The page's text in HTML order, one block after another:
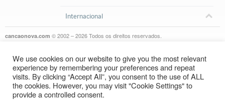
Internacional
cancaonova.com © 2002 – 2026Todos os direitos reservados.
We use cookies on our website to give you the most relevant
experience by remembering your preferences and repeat
visits. By clicking “Accept All”, you consent to the use of ALL
the cookies. However, you may visit "Cookie Settings" to
provide a controlled consent.Inscreva-se em nosso canal do Youtube